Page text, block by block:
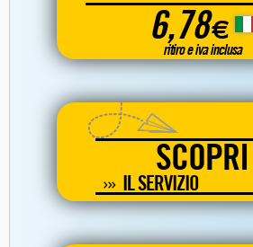
6,78€
ritiro e iva inclusa
SCOPRI
IL SERVIZIO